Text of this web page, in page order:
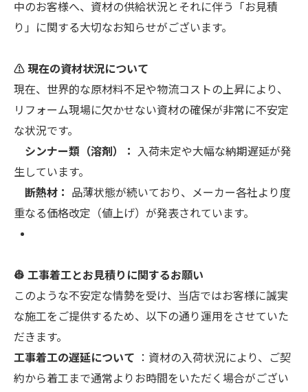
中のお客様へ、資材の供給状況とそれに伴う「お見積
り」に関する大切なお知らせがございます。
⚠️ 現在の資材状況について
現在、世界的な原材料不足や物流コストの上昇により、
リフォーム現場に欠かせない資材の確保が非常に不安定
な状況です。
シンナー類（溶剤）：
入荷未定や大幅な納期遅延が発
生しています。
断熱材：
品薄状態が続いており、メーカー各社より度
重なる価格改定（値上げ）が発表されています。
👷 工事着工とお見積りに関するお願い
このような不安定な情勢を受け、当店ではお客様に誠実
な施工をご提供するため、以下の通り運用をさせていた
だきます。
工事着工の遅延について ：資材の入荷状況により、ご契
約から着工まで通常よりお時間をいただく場合がござい